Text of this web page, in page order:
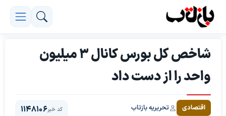
شاخص کل بورس کانال 3 میلیون
واحد را از دست داد
اقتصادی تحریریه بازتاب کد خبر1148106